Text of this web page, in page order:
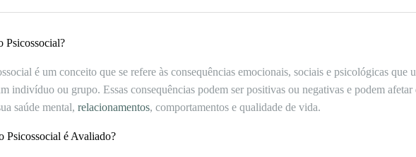
Psicossocial?
é um conceito que se refere às consequências emocionais, sociais e psicológicas que
indivíduo ou grupo. Essas consequências podem ser positivas ou negativas e podem afetar
saúde mental, relacionamentos, comportamentos e qualidade de vida.
Psicossocial é Avaliado?